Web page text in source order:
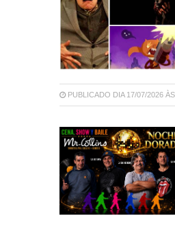
PUBLICADO DIA 17/07/2026